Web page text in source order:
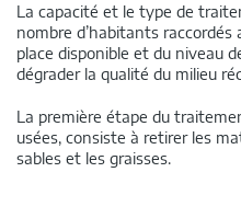
La capacité et le type de
nombre d’habitants raccordés
place disponible et du niveau
dégrader la qualité du milieu
La première étape du
usées, consiste à retirer les
sables et les graisses.